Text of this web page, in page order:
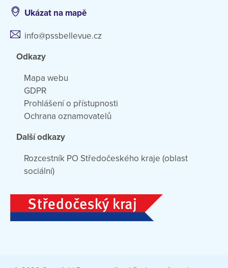
Ukázat na mapě
info@pssbellevue.cz
Odkazy
Mapa webu
GDPR
Prohlášení o přístupnosti
Ochrana oznamovatelů
Další odkazy
Rozcestník PO Středočeského kraje (oblast
sociální)